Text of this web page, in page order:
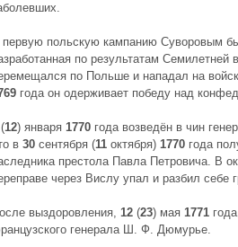
первую польскую кампанию Суворовым
по результатам
по Польше и нападал на
года он одерживает победу над
(12) января 1770 года возведён в чин
в 30 сентября (11 октября) 1770 года
престола Павла Петровича. В
через Вислу упал и разбил себе
выздоровления, 12 (23) мая 1771
генерала Ш. Ф. Дюмурье.